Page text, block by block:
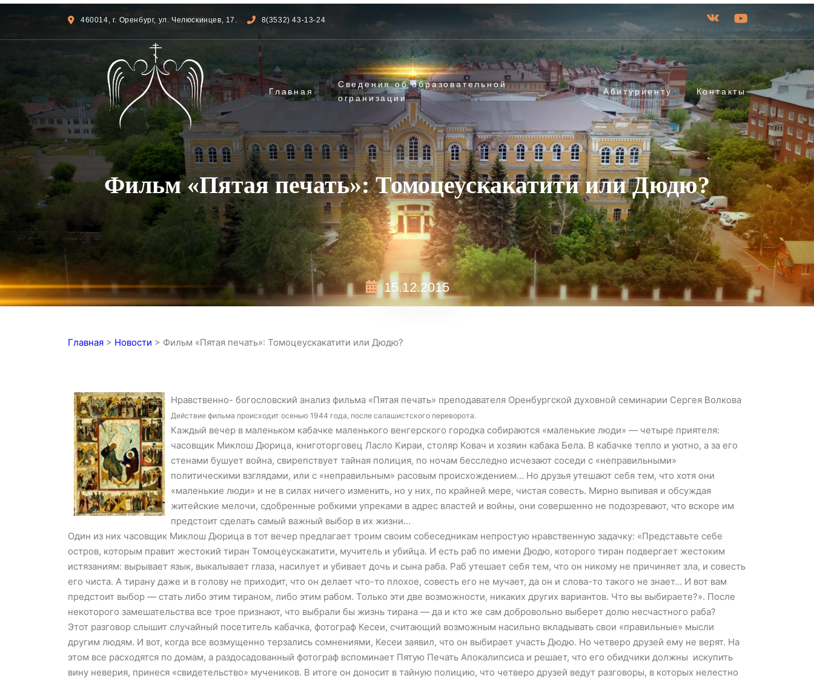
460014, г. Оренбург, ул. Челюскинцев, 17. 8(3532) 43-13-24
Главная
Сведения об образовательной
огранизации
Абитуриенту Контакты
Фильм «Пятая печать»: Томоцеускакатити или Дюдю?
15.12.2015
Главная > Новости > Фильм «Пятая печать»: Томоцеускакатити или Дюдю?
Нравственно- богословский анализ фильма «Пятая печать» преподавателя Оренбургской духовной семинарии Сергея Волкова
Действие фильма происходит осенью 1944 года, после салашистского переворота.
Каждый вечер в маленьком кабачке маленького венгерского городка собираются «маленькие люди» — четыре приятеля:
часовщик Миклош Дюрица, книготорговец Ласло Кираи, столяр Ковач и хозяин кабака Бела. В кабачке тепло и уютно, а за его
стенами бушует война, свирепствует тайная полиция, по ночам бесследно исчезают соседи с «неправильными»
политическими взглядами, или с «неправильным» расовым происхождением… Но друзья утешают себя тем, что хотя они
«маленькие люди» и не в силах ничего изменить, но у них, по крайней мере, чистая совесть. Мирно выпивая и обсуждая
житейские мелочи, сдобренные робкими упреками в адрес властей и войны, они совершенно не подозревают, что вскоре им
предстоит сделать самый важный выбор в их жизни…
Один из них часовщик Миклош Дюрица в тот вечер предлагает троим своим собеседникам непростую нравственную задачку: «Представьте себе
остров, которым правит жестокий тиран Томоцеускакатити, мучитель и убийца. И есть раб по имени Дюдю, которого тиран подвергает жестоким
истязаниям: вырывает язык, выкалывает глаза, насилует и убивает дочь и сына раба. Раб утешает себя тем, что он никому не причиняет зла, и совесть
его чиста. А тирану даже и в голову не приходит, что он делает что-то плохое, совесть его не мучает, да он и слова-то такого не знает… И вот вам
предстоит выбор — стать либо этим тираном, либо этим рабом. Только эти две возможности, никаких других вариантов. Что вы выбираете?». После
некоторого замешательства все трое признают, что выбрали бы жизнь тирана — да и кто же сам добровольно выберет долю несчастного раба?
Этот разговор слышит случайный посетитель кабачка, фотограф Кесеи, считающий возможным насильно вкладывать свои «правильные» мысли
другим людям. И вот, когда все возмущенно терзались сомнениями, Кесеи заявил, что он выбирает участь Дюдю. Но четверо друзей ему не верят. На
этом все расходятся по домам, а раздосадованный фотограф вспоминает Пятую Печать Апокалипсиса и решает, что его обидчики должны искупить
вину неверия, принеся «свидетельство» мучеников. В итоге он доносит в тайную полицию, что четверо друзей ведут разговоры, в которых нелестно